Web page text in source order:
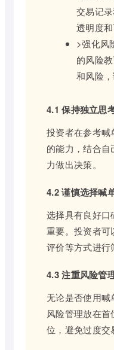
交易记
透明度和
>强化风
的风险
和风险，
4.1 保持独立思
投资者在参考喊
的能力，结合
力做出决策。
4.2 谨慎选择喊
选择具有良好口
重要。投资者可
评价等方式进行
4.3 注重风险管
无论是否使用喊
风险管理放在
位，避免过度交